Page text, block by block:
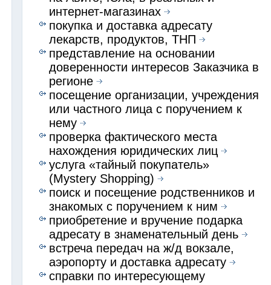
интернет-магазинах
покупка и доставка адресату
лекарств, продуктов, ТНП
представление на основании
доверенности интересов Заказчика в
регионе
посещение организации, учреждения
или частного лица с поручением к
нему
проверка фактического места
нахождения юридических лиц
услуга «тайный покупатель»
(Mystery Shopping)
поиск и посещение родственников и
знакомых с поручением к ним
приобретение и вручение подарка
адресату в знаменательный день
встреча передач на ж/д вокзале,
аэропорту и доставка адресату
справки по интересующему